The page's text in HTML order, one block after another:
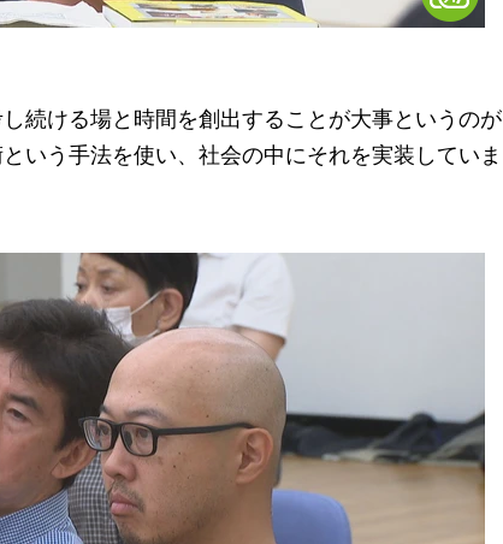
続ける場と時間を創出することが大事というのが
いう手法を使い、社会の中にそれを実装していま